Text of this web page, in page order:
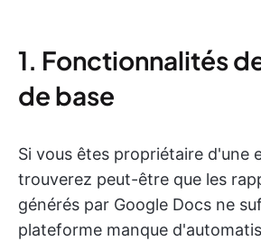
1. Fonctionnalités
de base
Si vous êtes propriétaire d'une
trouverez peut-être que les
générés par Google Docs ne
plateforme manque